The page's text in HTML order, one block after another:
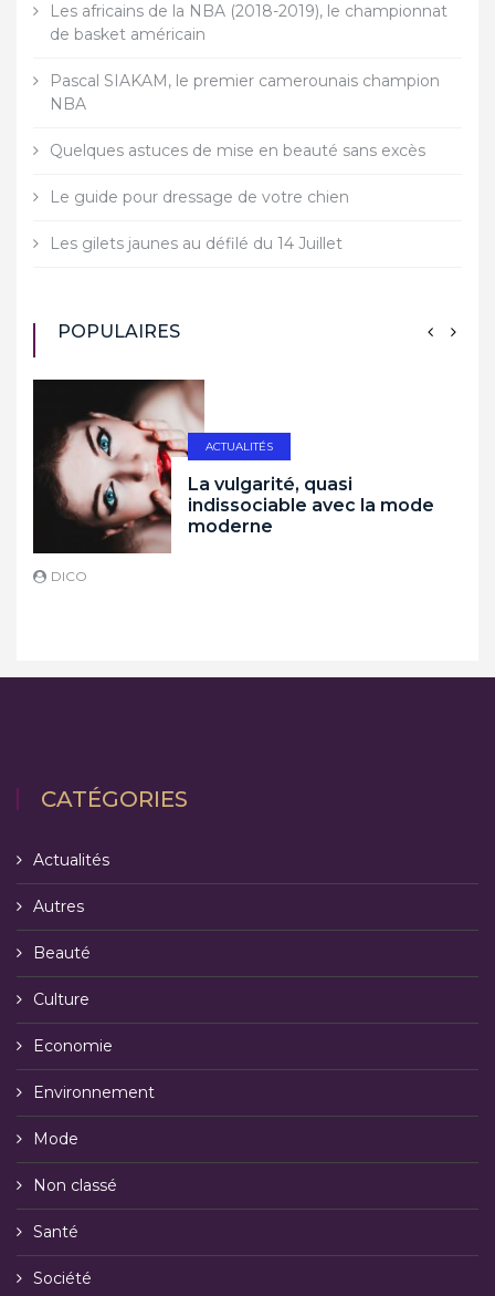
Les africains de la NBA (2018-2019), le championnat
de basket américain
Pascal SIAKAM, le premier camerounais champion
NBA
Quelques astuces de mise en beauté sans excès
Le guide pour dressage de votre chien
Les gilets jaunes au défilé du 14 Juillet
POPULAIRES
ACTUALITÉS
La vulgarité, quasi
indissociable avec la mode
moderne
DICO
CATÉGORIES
Actualités
Autres
Beauté
Culture
Economie
Environnement
Mode
Non classé
Santé
Société